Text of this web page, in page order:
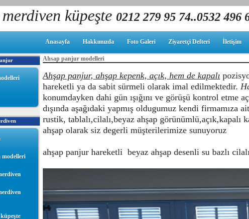
küpeşte 0212 279 95 74..0532 496
Anasayfa Hakkımızda Foto Galeri Ziyaretçi Defteri İletişim
modelleri
Ahsap panjur modelleri
Ahşap panjur, ahşap kepenk, açık, hem de kapalı
hareketli ya da sabit sürmeli olarak imal edilmektedir.
konumdayken dahi gün ışığını ve görüşü kontrol etme
dışında aşağıdaki yapmış oldugumuz kendi firmamıza
rustik, tablalı,cilalı,beyaz ahşap
ahşap olarak siz degerli müşterilerimize sunuyoruz
ahşap panjur hareketli beyaz ahşap desenli su bazlı